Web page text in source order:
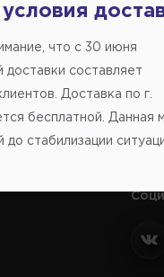
авто
что c 30 июня
доставки составляет
Доставка по г.
бесплатной. Данная
стабилизации